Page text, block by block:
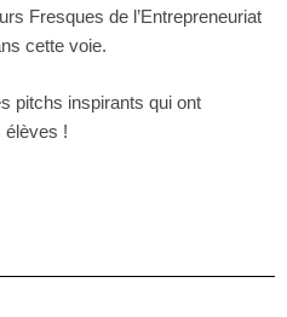
Fresques de l’Entrepreneuriat
cette voie.
pitchs inspirants qui ont
élèves !